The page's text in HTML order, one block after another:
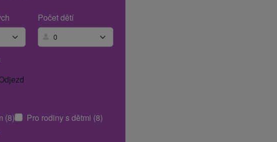
Počet dětí
(8) Pro rodiny s dětmi (8)